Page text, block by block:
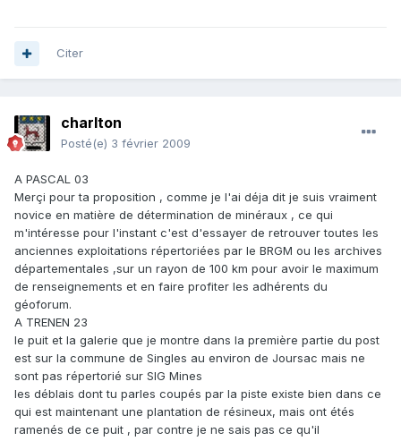
Citer
charlton
Posté(e) 3 février 2009
A PASCAL 03
Merçi pour ta proposition , comme je l'ai déja dit je suis vraiment
novice en matière de détermination de minéraux , ce qui
m'intéresse pour l'instant c'est d'essayer de retrouver toutes les
anciennes exploitations répertoriées par le BRGM ou les archives
départementales ,sur un rayon de 100 km pour avoir le maximum
de renseignements et en faire profiter les adhérents du
géoforum.
A TRENEN 23
le puit et la galerie que je montre dans la première partie du post
est sur la commune de Singles au environ de Joursac mais ne
sont pas répertorié sur SIG Mines
les déblais dont tu parles coupés par la piste existe bien dans ce
qui est maintenant une plantation de résineux, mais ont étés
ramenés de ce puit , par contre je ne sais pas ce qu'il